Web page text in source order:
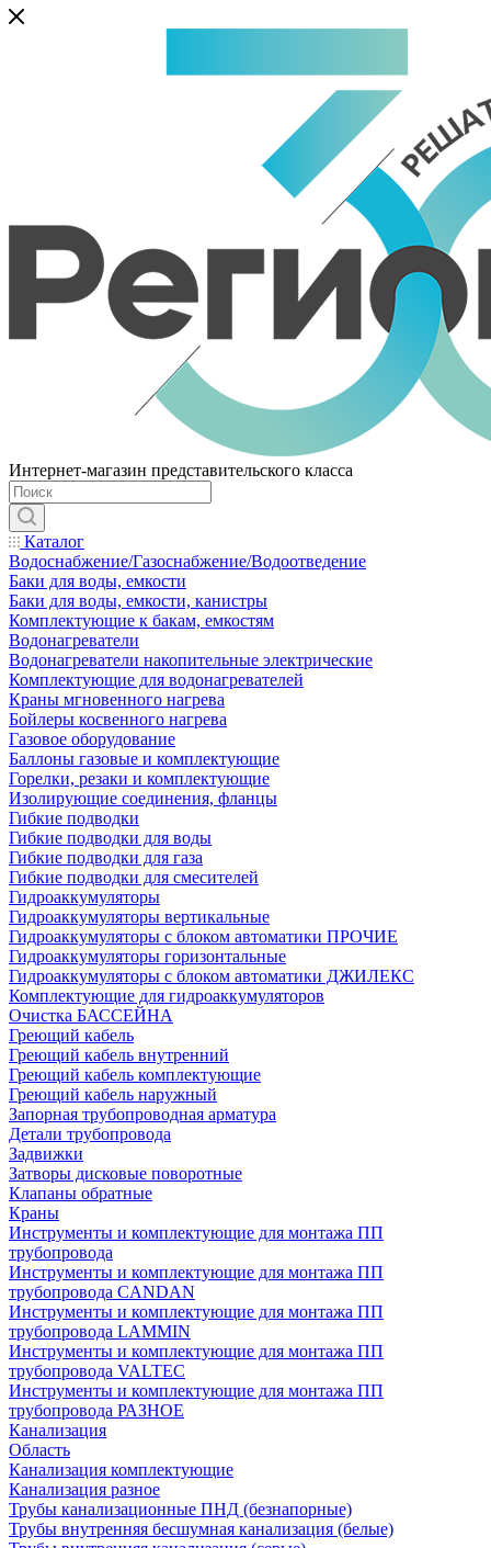
Интернет-магазин представительского класса
Каталог
Водоснабжение/Газоснабжение/Водоотведение
Баки для воды, емкости
Баки для воды, емкости, канистры
Комплектующие к бакам, емкостям
Водонагреватели
Водонагреватели накопительные электрические
Комплектующие для водонагревателей
Краны мгновенного нагрева
Бойлеры косвенного нагрева
Газовое оборудование
Баллоны газовые и комплектующие
Горелки, резаки и комплектующие
Изолирующие соединения, фланцы
Гибкие подводки
Гибкие подводки для воды
Гибкие подводки для газа
Гибкие подводки для смесителей
Гидроаккумуляторы
Гидроаккумуляторы вертикальные
Гидроаккумуляторы с блоком автоматики ПРОЧИЕ
Гидроаккумуляторы горизонтальные
Гидроаккумуляторы с блоком автоматики ДЖИЛЕКС
Комплектующие для гидроаккумуляторов
Очистка БАССЕЙНА
Греющий кабель
Греющий кабель внутренний
Греющий кабель комплектующие
Греющий кабель наружный
Запорная трубопроводная арматура
Детали трубопровода
Задвижки
Затворы дисковые поворотные
Клапаны обратные
Краны
Инструменты и комплектующие для монтажа ПП
трубопровода
Инструменты и комплектующие для монтажа ПП
трубопровода CANDAN
Инструменты и комплектующие для монтажа ПП
трубопровода LAMMIN
Инструменты и комплектующие для монтажа ПП
трубопровода VALTEC
Инструменты и комплектующие для монтажа ПП
трубопровода РАЗНОЕ
Канализация
Область
Канализация комплектующие
Канализация разное
Трубы канализационные ПНД (безнапорные)
Трубы внутренняя бесшумная канализация (белые)